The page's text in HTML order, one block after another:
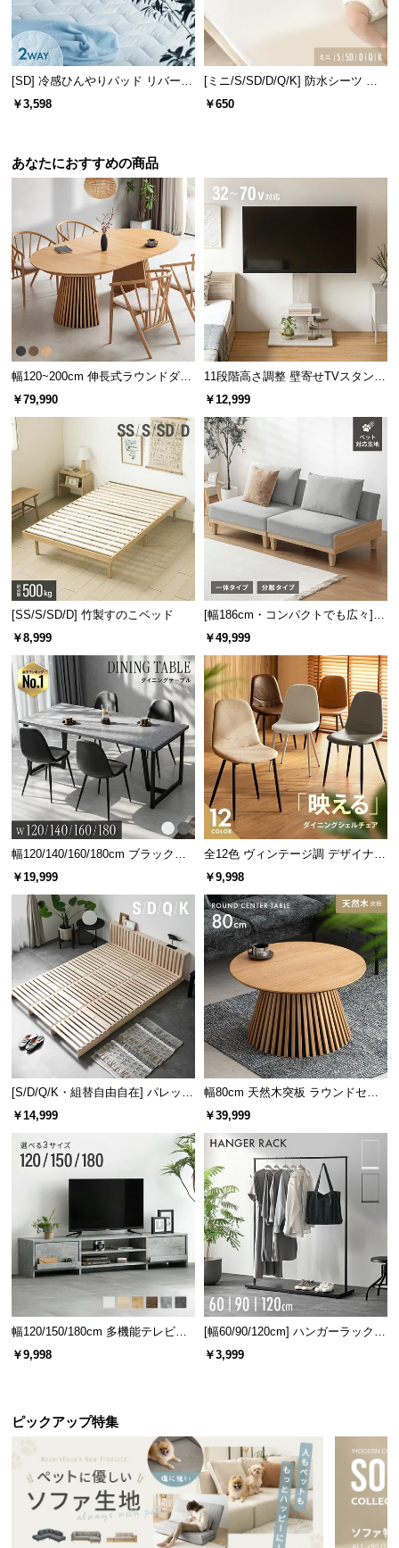
[SD] 冷感ひんやりパッド リバーシ
ブル 速乾 抗菌 洗える
￥3,598
[ミニ/S/SD/D/Q/K] 防水シーツ ノ
ンパイル
￥650
あなたにおすすめの商品
幅120~200cm 伸長式ラウンドダイ
ニングテーブル 6人掛け 天然木突
板 美しい格子デザイン
￥79,990
11段階高さ調整 壁寄せTVスタンド
キャスター付き 上下左右角度調節
￥12,999
[SS/S/SD/D] 竹製すのこベッド
￥8,999
[幅186cm・コンパクトでも広々] 3
人掛けソファベッド リクライニン
￥49,999
幅120/140/160/180cm ブラックフ
レーム ダイニング 大理石調 4人掛
￥19,999
全12色 ヴィンテージ調 デザイナー
ズシェルチェア
￥9,998
[S/D/Q/K・組替自由自在] パレット
ベッド 8/12/16枚セット
￥14,999
幅80cm 天然木突板 ラウンドセン
ターテーブル 美しい格子デザイン
￥39,999
幅120/150/180cm 多機能テレビボ
ード 木目/石目調 オープン収納・
引き出し収納付き
￥9,998
[幅60/90/120cm] ハンガーラック
スチール 4段階高さ調節 サイドフ
ック オープンラック シンプル
￥3,999
ピックアップ特集